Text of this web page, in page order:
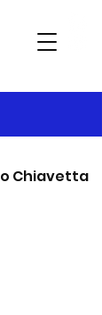
Chiavetta